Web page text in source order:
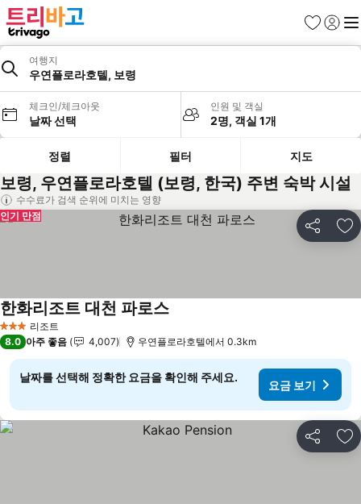
즐겨찾기
로그인
메
여행지
우연플로라호텔, 보령
체크인/체크아웃
날짜 선택
인원 및 객실
2명, 객실 1개
정렬 필터 지도
보령, 우연플로라호텔 (보령, 한국) 주변 숙박 시설
수수료가 검색 순위에 미치는 영향
공유 즐
인기 만점
3 성급 리조트
한화리조트 대천 파로스요금 보기
8.0 아주 좋음 4,007 우연플로라호텔에서 0.3km
날짜를 선택해 정확한 요금을 확인해 주세요.
요금 보기
공유 즐